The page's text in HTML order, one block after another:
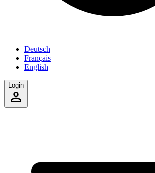
Deutsch
Français
English
Login